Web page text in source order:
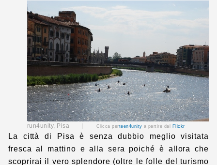
run4unity, Pisa | Clicca perteen4unity a partire dal Flickr
La città di Pisa è senza dubbio meglio visitata
fresca al mattino e alla sera poiché è allora che
scoprirai il vero splendore (oltre le folle del turismo